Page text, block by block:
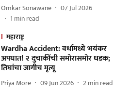
Omkar Sonawane
07 Jul 2026
1 min read
महाराष्ट्र
Wardha Accident: वर्धामध्ये भयंकर
अपघात! २ दुचाकींची समोरासमोर धडक;
तिघांचा जागीच मृत्यू
Priya More 09 Jun 2026 2min read